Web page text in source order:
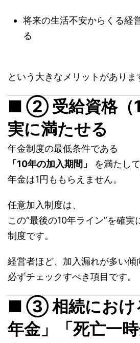
将来の生活不安からくる経
る
という大きなメリットがありま
■ ② 受給資格（
実に満たせる
年金制度の最低条件である
「10年の加入期間」
を満たし
年金は1円ももらえません。
任意加入制度は、
この“最後の10年ライン”を確
制度です。
経営者ほど、加入漏れが多い傾
必ずチェックすべき項目です。
■ ③ 相続におけ
年金」「死亡一